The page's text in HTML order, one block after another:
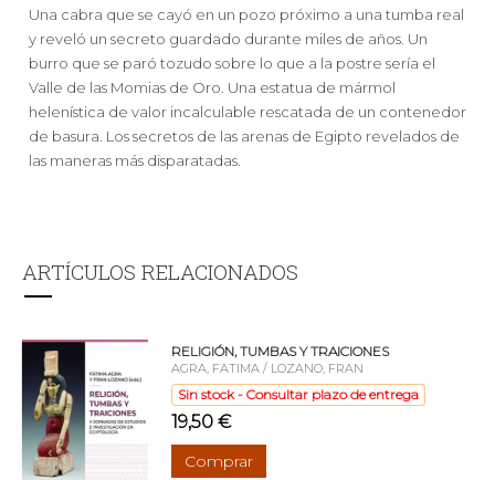
Una cabra que se cayó en un pozo próximo a una tumba real
y reveló un secreto guardado durante miles de años. Un
burro que se paró tozudo sobre lo que a la postre sería el
Valle de las Momias de Oro. Una estatua de mármol
helenística de valor incalculable rescatada de un contenedor
de basura. Los secretos de las arenas de Egipto revelados de
las maneras más disparatadas.
ARTÍCULOS RELACIONADOS
RELIGIÓN, TUMBAS Y TRAICIONES
AGRA, FATIMA / LOZANO, FRAN
Sin stock - Consultar plazo de entrega
19,50 €
Comprar